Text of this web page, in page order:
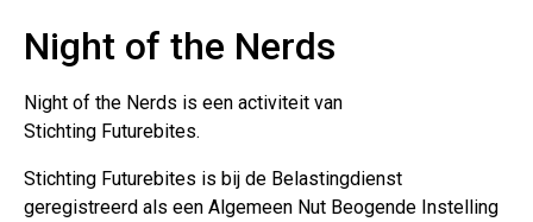
Night of the Nerds
Night of the Nerds is een activiteit van
Stichting Futurebites.
Stichting Futurebites is bij de Belastingdienst
geregistreerd als een Algemeen Nut Beogende Instelling